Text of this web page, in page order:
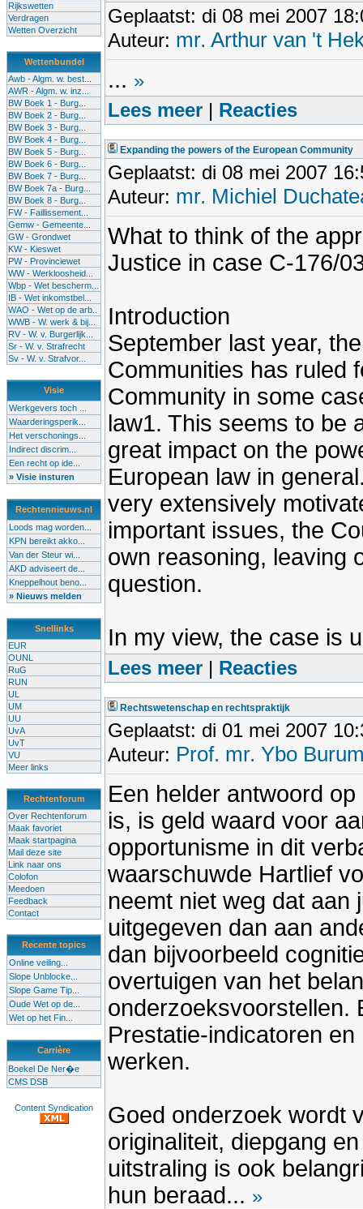
Rijkswetten
Verdragen
Wetten Overzicht
Wettenbundel
Awb - Algm. w. best...
AWR - Algm. w. inz...
BW Boek 1 - Burg...
BW Boek 2 - Burg...
BW Boek 3 - Burg...
BW Boek 4 - Burg...
BW Boek 5 - Burg...
BW Boek 6 - Burg...
BW Boek 7 - Burg...
BW Boek 7a - Burg...
BW Boek 8 - Burg...
FW - Faillissement...
Gemw - Gemeente...
GW - Grondwet
KW - Kieswet
PW - Provinciewet
WW - Werkloosheid...
Wbp - Wet bescherm...
IB - Wet inkomstbel...
WAO - Wet op de arb..
WWB - W. werk & bij...
RV - W. v. Burgerlijk...
Sr - W. v. Strafrecht
Sv - W. v. Strafvor...
Visie
Werkgevers toch ...
Waarderingsperik...
Het verschonings...
Indirect discrim...
Een recht op ide...
» Visie insturen
Rechtennieuws.nl
Loods mag worden...
KPN bereikt akko...
Van der Steur wi...
AKD adviseert de...
Kneppelhout beno...
» Nieuws melden
Snellinks
EUR
OUNL
RuG
RUN
UL
UM
UU
UvA
UvT
VU
Meer links
Rechtenforum
Over Rechtenforum
Maak favoriet
Maak startpagina
Mail deze site
Link naar ons
Colofon
Meedoen
Feedback
Contact
Recente topics
Online veiling...
Slope Unblocke...
Slope Game Tip...
Oude Wet op de...
Wet op het Fin...
Carrière
Boekel De Ner�e
CMS DSB
Content Syndication
Geplaatst: di 08 mei 2007
Auteur: mr. Arthur van 't
... »
Lees meer | Reacties
Expanding the powers of the European Community
Geplaatst: di 08 mei 2007
Auteur: mr. Michiel
What to think of the
Justice in case C-176/
Introduction
September last year,
Communities has ruled
Community in some
law1. This seems to be
great impact on the
European law in
very extensively
important issues, the
own reasoning, leaving
question.
In my view, the case is
Lees meer | Reacties
Rechtswetenschap en rechtspraktijk
Geplaatst: di 01 mei 2007
Auteur: Prof. mr. Ybo
Een helder antwoord
is, is geld waard voor
opportunisme in dit
waarschuwde Hartlief
neemt niet weg dat aan
uitgegeven dan aan
dan bijvoorbeeld
overtuigen van het
onderzoeksvoorstellen.
Prestatie-indicatoren
werken.
Goed onderzoek wordt
originaliteit, diepgang
uitstraling is ook
hun beraad... »